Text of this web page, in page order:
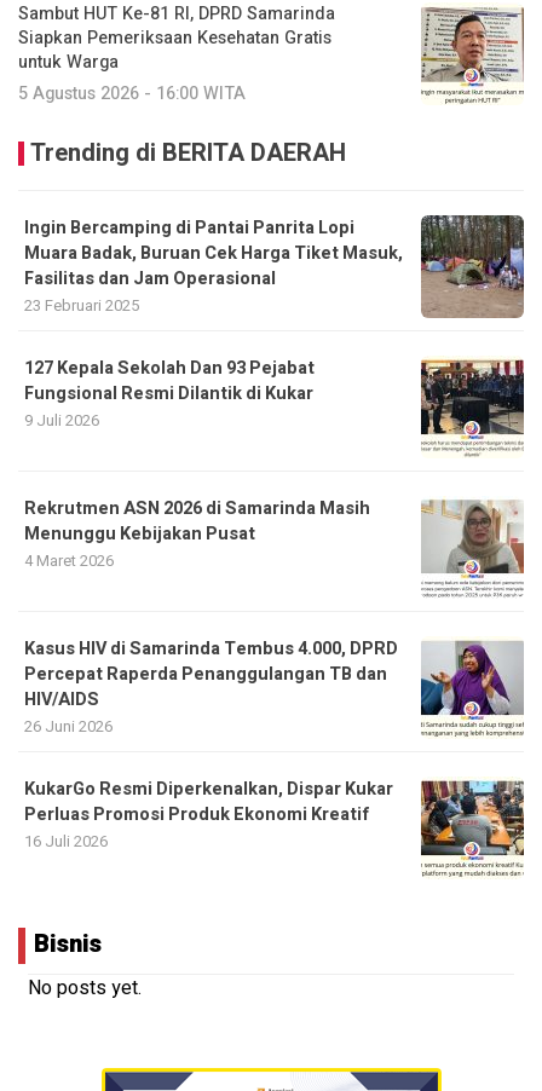
Sambut HUT Ke-81 RI, DPRD Samarinda
Siapkan Pemeriksaan Kesehatan Gratis
untuk Warga
5 Agustus 2026 - 16:00 WITA
Trending di BERITA DAERAH
Ingin Bercamping di Pantai Panrita Lopi
Muara Badak, Buruan Cek Harga Tiket Masuk,
Fasilitas dan Jam Operasional
23 Februari 2025
127 Kepala Sekolah Dan 93 Pejabat
Fungsional Resmi Dilantik di Kukar
9 Juli 2026
Rekrutmen ASN 2026 di Samarinda Masih
Menunggu Kebijakan Pusat
4 Maret 2026
Kasus HIV di Samarinda Tembus 4.000, DPRD
Percepat Raperda Penanggulangan TB dan
HIV/AIDS
26 Juni 2026
KukarGo Resmi Diperkenalkan, Dispar Kukar
Perluas Promosi Produk Ekonomi Kreatif
16 Juli 2026
Bisnis
No posts yet.